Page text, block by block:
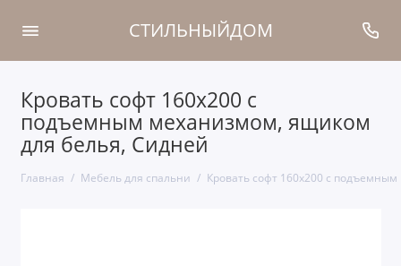
СТИЛЬНЫЙДОМ
Кровать софт 160x200 с
подъемным механизмом, ящиком
для белья, Сидней
Главная Мебель для спальни Кровать софт 160x200 с